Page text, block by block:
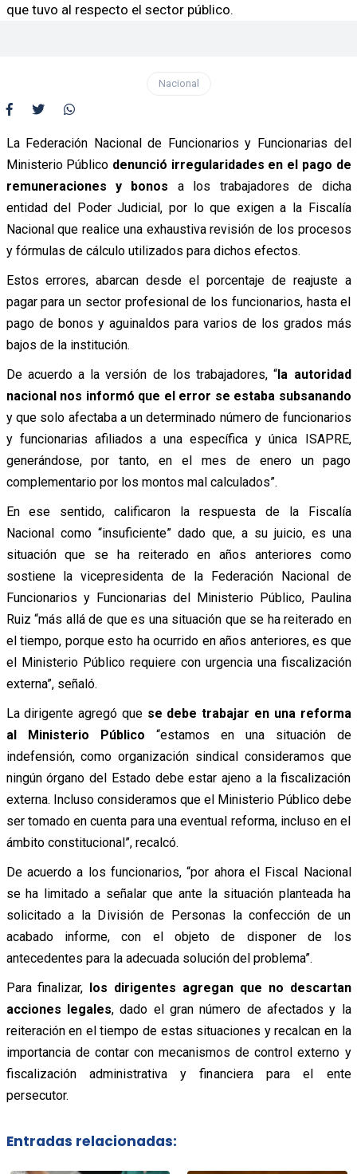
que tuvo al respecto el sector público.
Nacional
La Federación Nacional de Funcionarios y Funcionarias del
Ministerio Público denunció irregularidades en el pago de
remuneraciones y bonos a los trabajadores de dicha
entidad del Poder Judicial, por lo que exigen a la Fiscalía
Nacional que realice una exhaustiva revisión de los procesos
y fórmulas de cálculo utilizados para dichos efectos.
Estos errores, abarcan desde el porcentaje de reajuste a
pagar para un sector profesional de los funcionarios, hasta el
pago de bonos y aguinaldos para varios de los grados más
bajos de la institución.
De acuerdo a la versión de los trabajadores, “la autoridad
nacional nos informó que el error se estaba subsanando
y que solo afectaba a un determinado número de funcionarios
y funcionarias afiliados a una específica y única ISAPRE,
generándose, por tanto, en el mes de enero un pago
complementario por los montos mal calculados”.
En ese sentido, calificaron la respuesta de la Fiscalía
Nacional como “insuficiente” dado que, a su juicio, es una
situación que se ha reiterado en años anteriores como
sostiene la vicepresidenta de la Federación Nacional de
Funcionarios y Funcionarias del Ministerio Público, Paulina
Ruiz “más allá de que es una situación que se ha reiterado en
el tiempo, porque esto ha ocurrido en años anteriores, es que
el Ministerio Público requiere con urgencia una fiscalización
externa”, señaló.
La dirigente agregó que se debe trabajar en una reforma
al Ministerio Público “estamos en una situación de
indefensión, como organización sindical consideramos que
ningún órgano del Estado debe estar ajeno a la fiscalización
externa. Incluso consideramos que el Ministerio Público debe
ser tomado en cuenta para una eventual reforma, incluso en el
ámbito constitucional”, recalcó.
De acuerdo a los funcionarios, “por ahora el Fiscal Nacional
se ha limitado a señalar que ante la situación planteada ha
solicitado a la División de Personas la confección de un
acabado informe, con el objeto de disponer de los
antecedentes para la adecuada solución del problema”.
Para finalizar, los dirigentes agregan que no descartan
acciones legales, dado el gran número de afectados y la
reiteración en el tiempo de estas situaciones y recalcan en la
importancia de contar con mecanismos de control externo y
fiscalización administrativa y financiera para el ente
persecutor.
Entradas relacionadas: